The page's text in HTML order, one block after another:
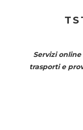
Servizi
trasporti e